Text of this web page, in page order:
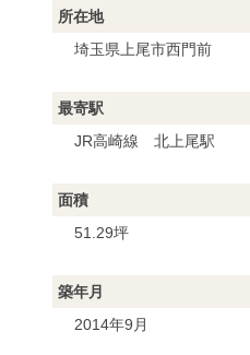
所在地
埼玉県上尾市西門前
最寄駅
JR高崎線 北上尾駅
面積
51.29坪
築年月
2014年9月